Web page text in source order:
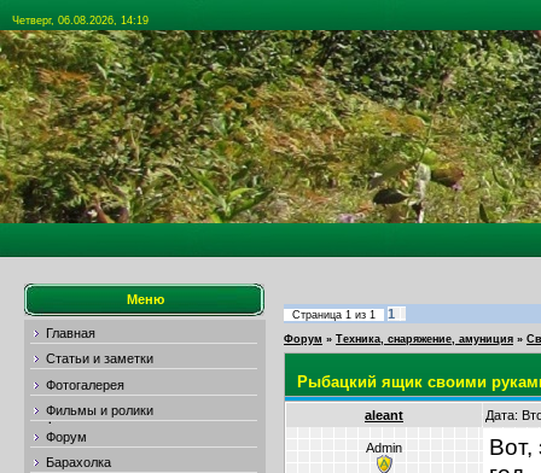
Четверг, 06.08.2026, 14:19
Меню
Главная
Статьи и заметки
Фотогалерея
Фильмы и ролики
Форум
Барахолка
Страница 1 из 1 1
Форум » Техника, снаряжение, амуниция »
Рыбацкий ящик своими
aleant Дата:
Admin
Вот,